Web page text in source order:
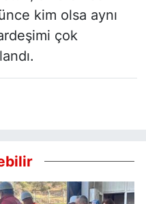
kim olsa aynı
çok